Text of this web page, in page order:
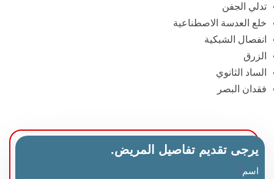
تدلي الجفن
خلع العدسة الاصطناعية
انفصال الشبكية
الزرق
الساد الثانوي
فقدان البصر
يرجى تقديم تفاصيل المريض.
اسم *